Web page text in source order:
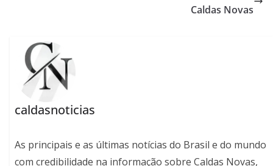
Caldas Novas
caldasnoticias
As principais e as últimas notícias do Brasil e do mundo
com credibilidade na informação sobre Caldas Novas,